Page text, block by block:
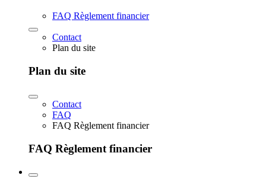
FAQ Règlement financier
Contact
Plan du site
Plan du site
Contact
FAQ
FAQ Règlement financier
FAQ Règlement financier